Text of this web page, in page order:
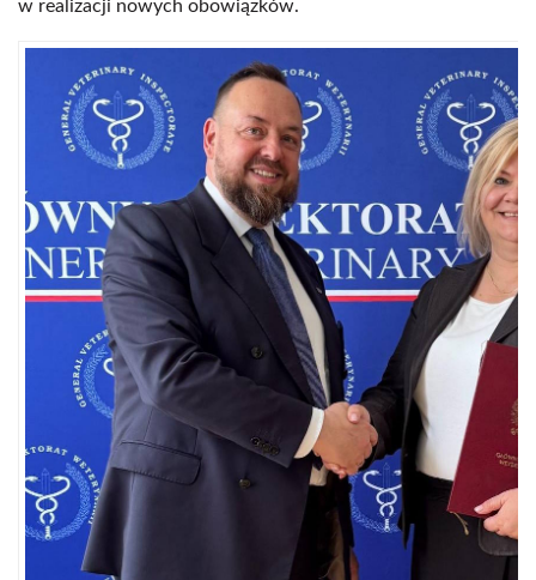
w realizacji nowych obowiązków.